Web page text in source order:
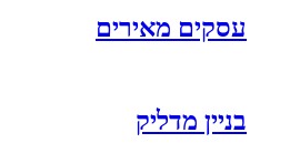
עסקים מאירים
בניין מדליק